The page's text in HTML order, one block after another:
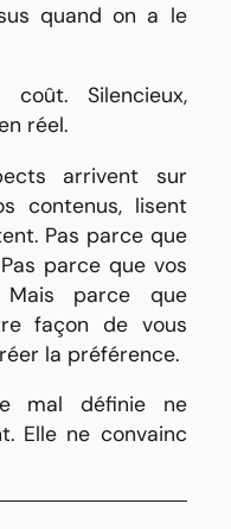
quand on a le
Silencieux,
réel.
arrivent sur
contenus, lisent
Pas parce que
parce que vos
parce que
façon de vous
la préférence.
mal définie ne
Elle ne convainc